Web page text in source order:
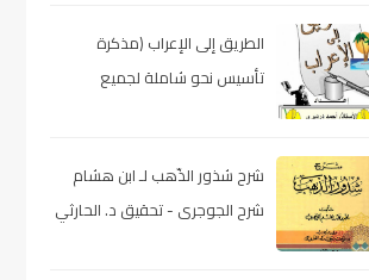
الطريق إلى الإعراب (مذكرة
تأسيس نحو شاملة لجميع
شرح شذور الذّهب لـ ابن هشام
شرح الجوجرى - تحقيق د. الحارثي